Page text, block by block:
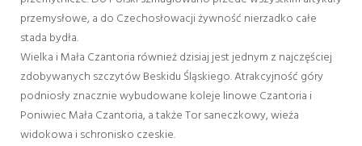
przemysłowe, a do Czechosłowacji żywność nierzadko całe
stada bydła.
Wielka i Mała Czantoria również dzisiaj jest jednym z najczęściej
zdobywanych szczytów Beskidu Śląskiego. Atrakcyjność góry
podniosły znacznie wybudowane koleje linowe Czantoria i
Poniwiec Mała Czantoria, a także Tor saneczkowy, wieża
widokowa i schronisko czeskie.